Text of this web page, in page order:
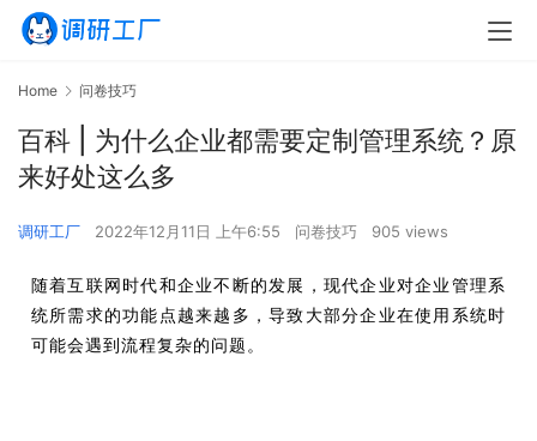
Home 问卷技巧
百科 | 为什么企业都需要定制管理系统？原
来好处这么多
调研工厂 2022年12月11日 上午6:55 问卷技巧 905 views
随着互联网时代和企业不断的发展，现代企业对企业管理系
统所需求的功能点越来越多，导致大部分企业在使用系统时
可能会遇到流程复杂的问题。